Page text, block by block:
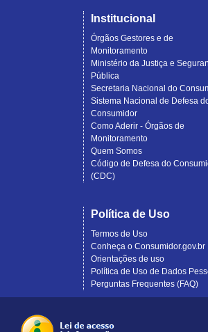
Institucional
Órgãos Gestores e de
Monitoramento
Ministério da Justiça e
Pública
Secretaria Nacional do
Sistema Nacional de Defesa
Consumidor
Como Aderir - Órgãos de
Monitoramento
Quem Somos
Código de Defesa do
(CDC)
Política de Uso
Termos de Uso
Conheça o Consumidor.gov.br
Orientações de uso
Política de Uso de Dados
Perguntas Frequentes (FAQ)